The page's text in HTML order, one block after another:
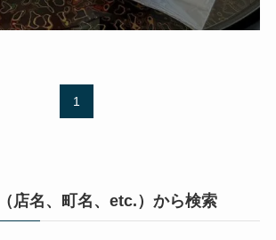
1
店名、町名、etc.）から検索